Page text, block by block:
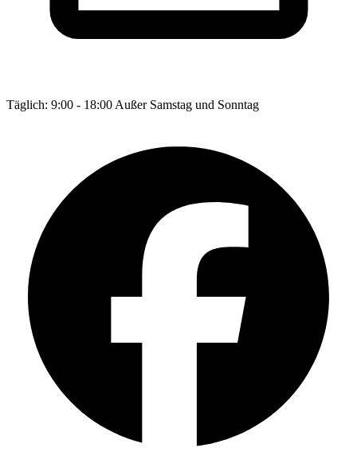
Täglich: 9:00 - 18:00 Außer Samstag und Sonntag